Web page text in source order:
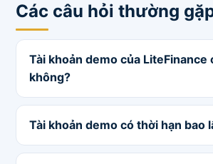
Các câu hỏi thường
Tài khoản demo của LiteFinance
không?
Tài khoản demo có thời hạn bao